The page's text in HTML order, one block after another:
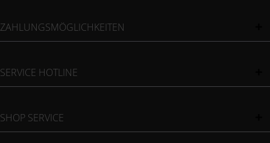
ZAHLUNGSMÖGLICHKEITEN
SERVICE HOTLINE
SHOP SERVICE